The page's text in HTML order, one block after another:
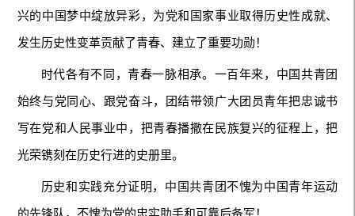
兴的中国梦中绽放异彩，为党和国家事业取得历史性成就、
发生历史性变革贡献了青春、建立了重要功勋！
时代各有不同，青春一脉相承。一百年来，中国共青团
始终与党同心、跟党奋斗，团结带领广大团员青年把忠诚书
写在党和人民事业中，把青春播撒在民族复兴的征程上，把
光荣镌刻在历史行进的史册里。
历史和实践充分证明，中国共青团不愧为中国青年运动
的先锋队，不愧为党的忠实助手和可靠后备军！